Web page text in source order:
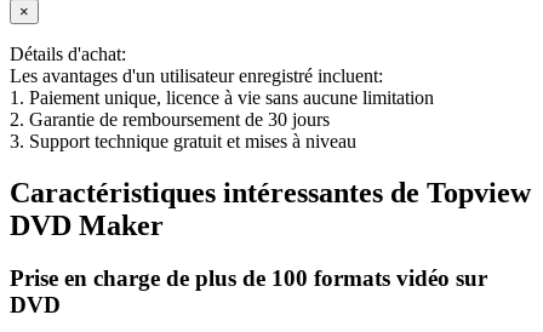
×
Détails d'achat:
Les avantages d'un utilisateur enregistré incluent:
1. Paiement unique, licence à vie sans aucune limitation
2. Garantie de remboursement de 30 jours
3. Support technique gratuit et mises à niveau
Caractéristiques intéressantes de Topview
DVD Maker
Prise en charge de plus de 100 formats vidéo sur
DVD